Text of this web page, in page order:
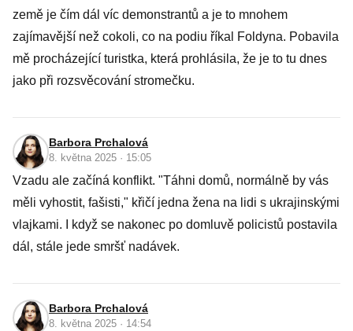
země je čím dál víc demonstrantů a je to mnohem
zajímavější než cokoli, co na podiu říkal Foldyna. Pobavila
mě procházející turistka, která prohlásila, že je to tu dnes
jako při rozsvěcování stromečku.
Barbora Prchalová
8. května 2025 · 15:05
Vzadu ale začíná konflikt. "Táhni domů, normálně by vás
měli vyhostit, fašisti," křičí jedna žena na lidi s ukrajinskými
vlajkami. I když se nakonec po domluvě policistů postavila
dál, stále jede smršť nadávek.
Barbora Prchalová
8. května 2025 · 14:54